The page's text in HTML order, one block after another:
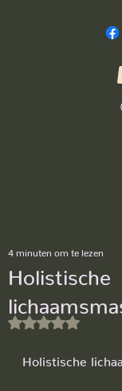
Holistische
4 minuten om te lezen
Beoordeeld
Holistische